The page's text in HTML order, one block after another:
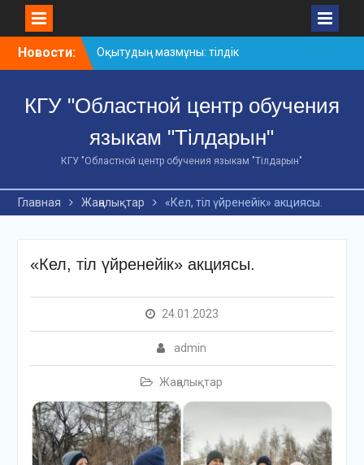
Новости:
Оқытудың мазмұны: тілдік
дағдылар және
стратегиялар
АХМЕТ БАЙТҰРСЫНҰЛЫ
АТЫНДАҒЫ «ҮЗДІК
ОҚЫТУШЫ-2026»
«Мемлекеттік тіл –
Тәуелсіздік символы»
КГУ "Областной центр обучения
языкам "Тілдарын"
КГУ "Областной центр обучения языкам "Тілдарын"
Главная Жаңалықтар «Кел, тіл үйренейік» акциясы.
«Кел, тіл үйренейік» акциясы.
24.01.2023
admin
Жаңалықтар